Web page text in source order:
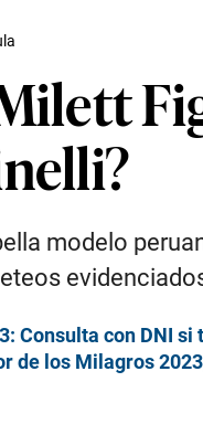
modelo
Consulta con DNI
de los Milagros